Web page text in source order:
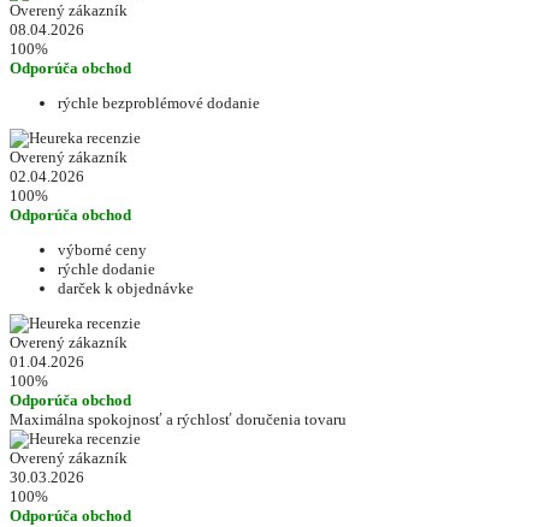
Overený zákazník
08.04.2026
100%
Odporúča obchod
rýchle bezproblémové dodanie
Overený zákazník
02.04.2026
100%
Odporúča obchod
výborné ceny
rýchle dodanie
darček k objednávke
Overený zákazník
01.04.2026
100%
Odporúča obchod
Maximálna spokojnosť a rýchlosť doručenia tovaru
Overený zákazník
30.03.2026
100%
Odporúča obchod